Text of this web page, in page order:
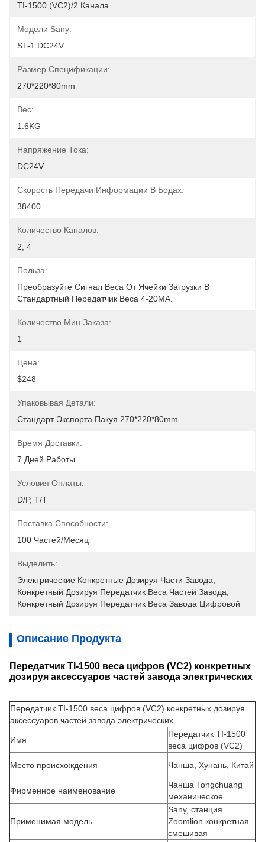
TI-1500 (VC2)/2 Канала
Модели Sany:
ST-1 DC24V
Размер Спецификации:
270*220*80mm
Вес:
1.6KG
Напряжение Тока:
DC24V
Скорость Передачи Информации В Бодах:
38400
Количество Каналов:
2, 4
Польза:
Преобразуйте Сигнал Веса От Ячейки Загрузки В
Стандартный Передатчик Веса 4-20MA.
Количество Мин Заказа:
1
Цена:
$248
Упаковывая Детали:
Стандарт Экспорта Пакуя 270*220*80mm
Время Доставки:
7 Дней Работы
Условия Оплаты:
D/P, T/T
Поставка Способности:
100 Частей/месяц
Выделить:
Электрические Конкретные Дозируя Части Завода
Конкретный Дозируя Передатчик Веса Частей Завода
Конкретный Дозируя Передатчик Веса Завода Цифровой
Описание Продукта
Передатчик TI-1500 веса цифров (VC2) конкретных
дозируя аксессуаров частей завода электрических
Передатчик TI-1500 веса цифров (VC2) конкретных дозируя
аксессуаров частей завода электрических
Имя
Передатчик TI-1500
веса цифров (VC2)
Место происхождения Чанша, Хунань, Китай
Фирменное наименование
Чанша Tongchuang
механическое
Применимая модель
Sany, станция
Zoomlion конкретная
смешивая